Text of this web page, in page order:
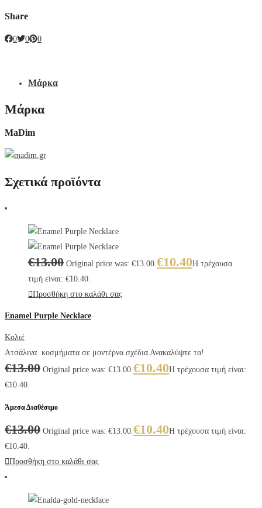
Share
0 0 0
Μάρκα
Μάρκα
MaDim
Σχετικά προϊόντα
€13.00 Original price was: €13.00.€10.40Η τρέχουσα
τιμή είναι: €10.40.
Προσθήκη στο καλάθι σας
Enamel Purple Necklace
Κολιέ
Ατσάλινα κοσμήματα σε μοντέρνα σχέδια Ανακαλύψτε τα!
€13.00 Original price was: €13.00.€10.40Η τρέχουσα τιμή είναι:
€10.40.
Άμεσα Διαθέσιμο
€13.00 Original price was: €13.00.€10.40Η τρέχουσα τιμή είναι:
€10.40.
Προσθήκη στο καλάθι σας